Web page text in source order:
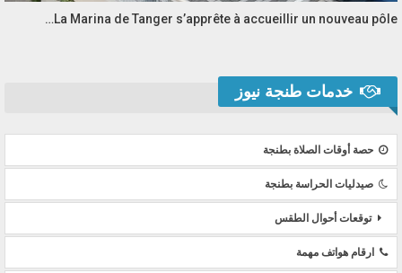
La Marina de Tanger s’apprête à accueillir un nouveau pôle…
خدمات طنجة نيوز
حصة أوقات الصلاة بطنجة
صيدليات الحراسة بطنجة
توقعات أحوال الطقس
ارقام هواتف مهمة